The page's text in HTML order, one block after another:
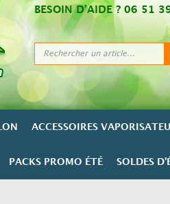
BESOIN D’AIDE ?06 51
ACCESSOIRES
PACKS PROMO ÉTÉ SOLDES